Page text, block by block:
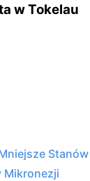
w Tokelau